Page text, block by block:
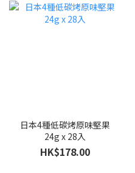
日本4種低碳烤原味堅果
24g x 28入
HK$178.00